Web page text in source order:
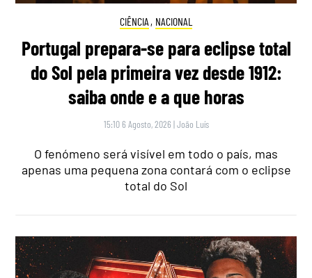
CIÊNCIA , NACIONAL
Portugal prepara-se para eclipse total
do Sol pela primeira vez desde 1912:
saiba onde e a que horas
15:10 6 Agosto, 2026 |João Luís
O fenómeno será visível em todo o país, mas
apenas uma pequena zona contará com o eclipse
total do Sol